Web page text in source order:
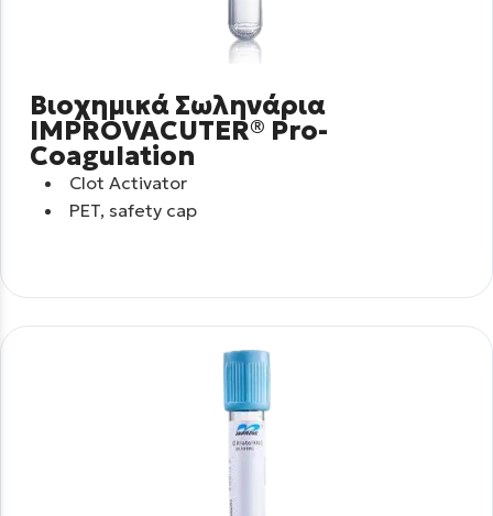
Βιοχημικά Σωληνάρια
IMPROVACUTER® Pro-
Coagulation
Clot Activator
PET, safety cap